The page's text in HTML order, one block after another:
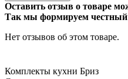
Оставить отзыв о товаре
Так мы формируем честный
Нет отзывов об этом товаре.
Комплекты кухни Бриз